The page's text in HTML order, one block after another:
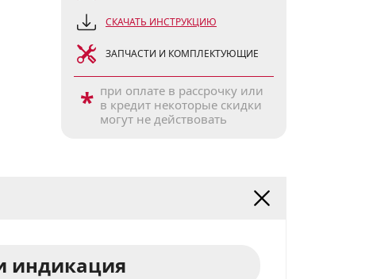
СКАЧАТЬ ИНСТРУКЦИЮ
ЗАПЧАСТИ И КОМПЛЕКТУЮЩИЕ
* при оплате в рассрочку или
в кредит некоторые скидки
могут не действовать
индикация